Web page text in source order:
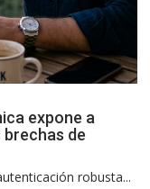
expone a
de
robusta...